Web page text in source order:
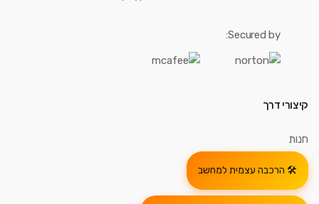
Secured by:
קיצורי דרך
חנות
הרכבה עצמית למחשב